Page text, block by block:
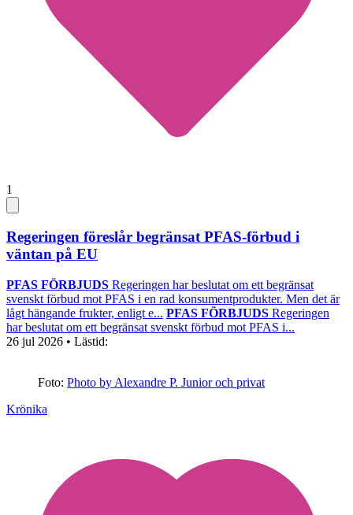
1
Regeringen föreslår begränsat PFAS-förbud i
väntan på EU
PFAS FÖRBJUDS Regeringen har beslutat om ett begränsat
svenskt förbud mot PFAS i en rad konsumentprodukter. Men det är
lågt hängande frukter, enligt e... PFAS FÖRBJUDS Regeringen
har beslutat om ett begränsat svenskt förbud mot PFAS i...
26 jul 2026 • Lästid:
Foto: Photo by Alexandre P. Junior och privat
Krönika